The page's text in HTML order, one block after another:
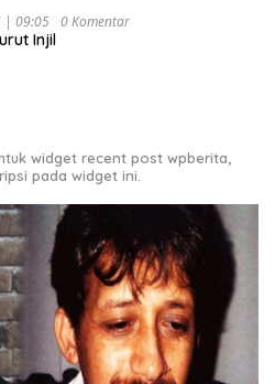
| 09:05 0 Komentar
Injil
widget recent post wpberita,
pada widget ini.